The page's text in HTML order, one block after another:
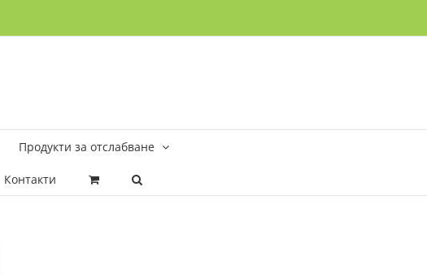
Продукти за отслабване
Контакти